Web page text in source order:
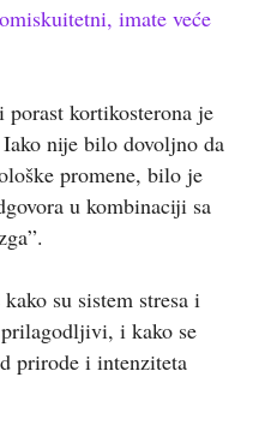
imate veće
kortikosterona je
nije bilo dovoljno da
promene, bilo je
u kombinaciji sa
su sistem stresa i
i kako se
prirode i intenziteta